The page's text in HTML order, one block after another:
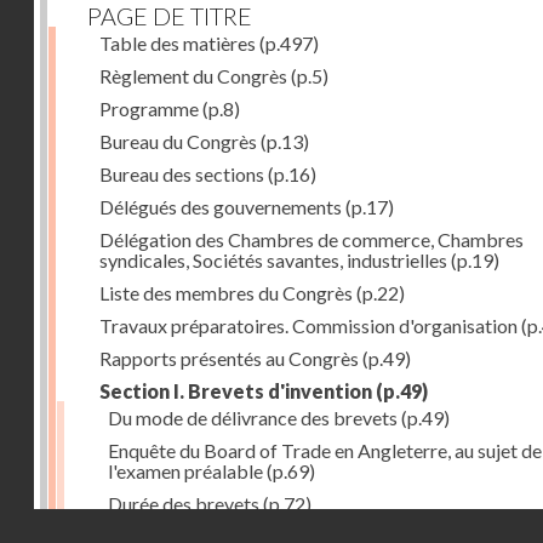
PAGE DE TITRE
Table des matières (p.497)
Règlement du Congrès (p.5)
Programme(p.8)
Bureau du Congrès (p.13)
Bureau des sections (p.16)
Délégués des gouvernements (p.17)
Délégation des Chambres de commerce, Chambres
syndicales, Sociétés savantes, industrielles (p.19)
Liste des membres du Congrès (p.22)
Travaux préparatoires. Commission d'organisation
Rapports présentés au Congrès (p.49)
Section I. Brevets d'invention (p.49)
Du mode de délivrance des brevets (p.49)
Enquête du Board of Trade en Angleterre, au sujet de
l'examen préalable(p.69)
Durée des brevets (p.72)